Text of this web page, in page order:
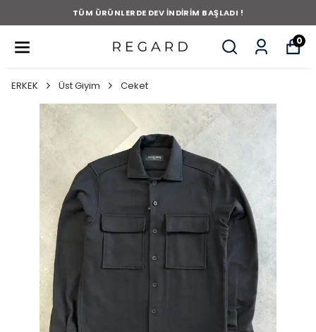
TÜM ÜRÜNLERDE DEV İNDİRİM BAŞLADI !
0
ERKEK Üst Giyim Ceket